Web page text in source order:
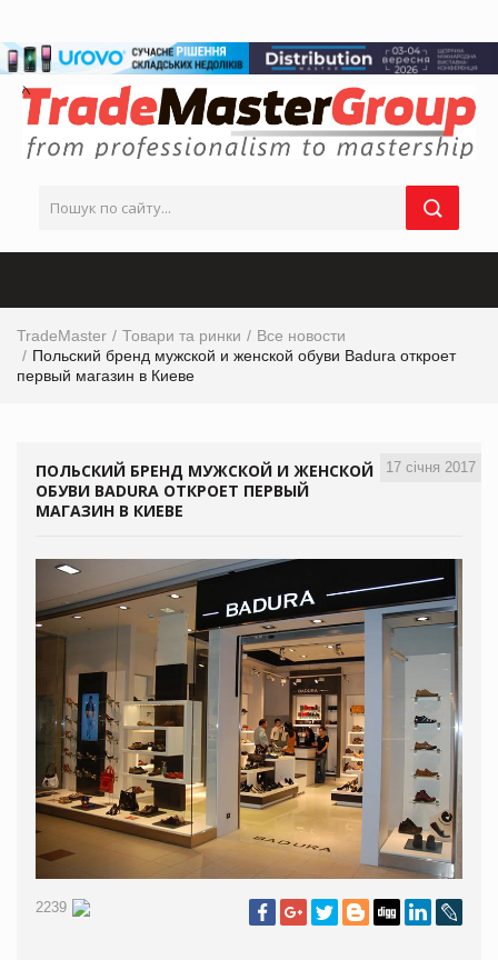
TradeMaster Товари та ринки
Все новости
Польский бренд мужской и женской обуви Badura откроет
первый магазин в Киеве
17 січня 2017
ПОЛЬСКИЙ БРЕНД МУЖСКОЙ И ЖЕНСКОЙ
ОБУВИ BADURA ОТКРОЕТ ПЕРВЫЙ
МАГАЗИН В КИЕВЕ
2239